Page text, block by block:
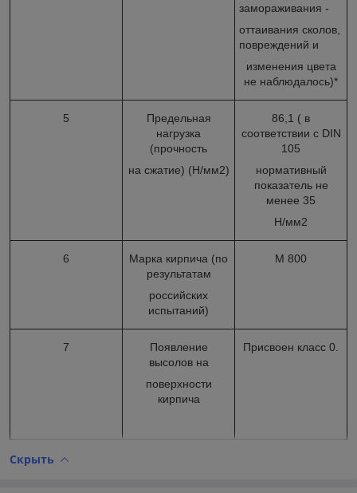
замораживания -
оттаивания сколов,
повреждений и
изменения цвета
не наблюдалось)*
5
Предельная
нагрузка
(прочность
на сжатие) (H/мм2)
86,1 ( в
соответствии с DIN
105
нормативный
показатель не
менее 35
Н/мм2
6
Марка кирпича (по
результатам
российских
испытаний)
М 800
7
Появление
высолов на
поверхности
кирпича
Присвоен класс 0.
Скрыть